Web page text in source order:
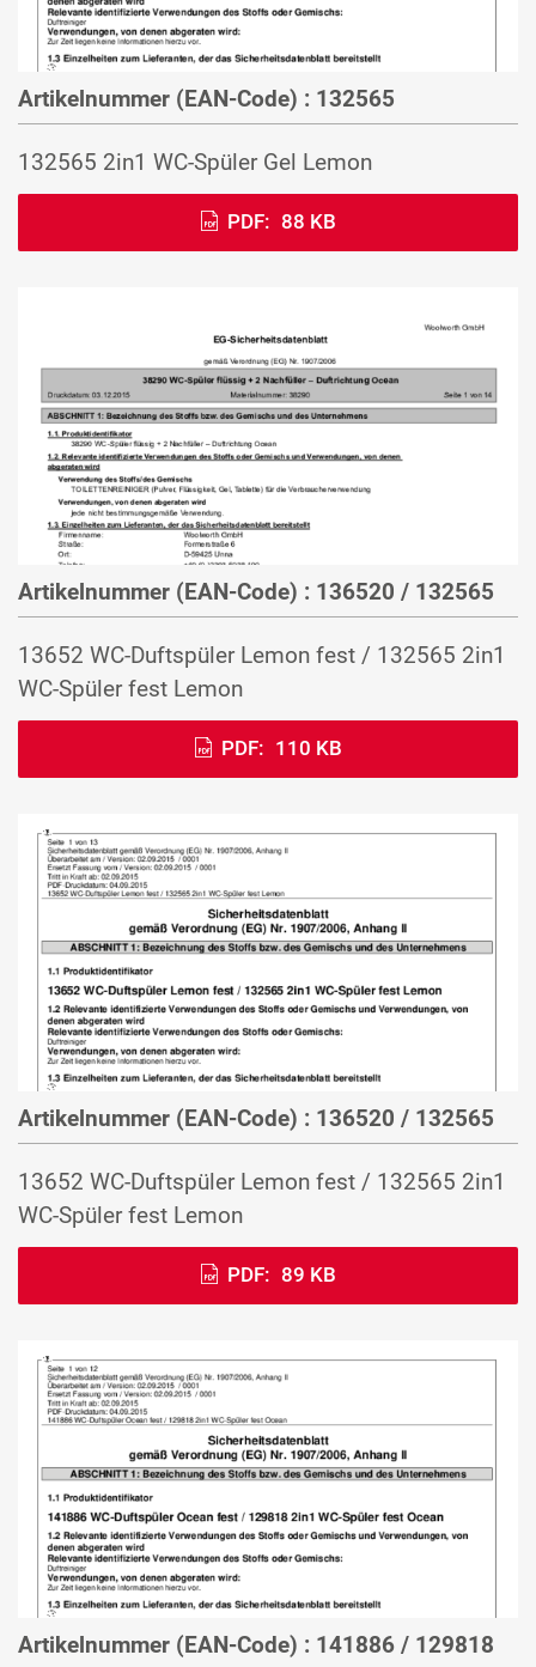
Artikelnummer (EAN-Code) : 132565
132565 2in1 WC-Spüler Gel Lemon
PDF: 88 KB
Artikelnummer (EAN-Code) : 136520 / 132565
13652 WC-Duftspüler Lemon fest / 132565 2in1
WC-Spüler fest Lemon
PDF: 110 KB
Artikelnummer (EAN-Code) : 136520 / 132565
13652 WC-Duftspüler Lemon fest / 132565 2in1
WC-Spüler fest Lemon
PDF: 89 KB
Artikelnummer (EAN-Code) : 141886 / 129818